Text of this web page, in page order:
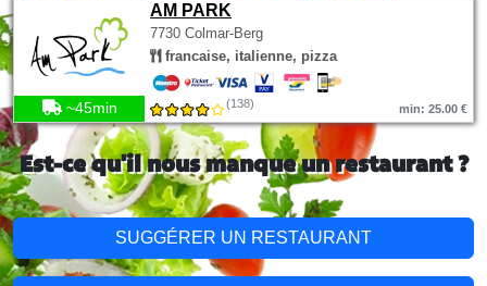
AM PARK
7730 Colmar-Berg
francaise, italienne, pizza
~45min (138) min: 25.00 €
Est-ce qu'il nous manque un restaurant ?
SUGGÉRER UN RESTAURANT